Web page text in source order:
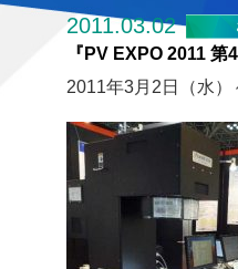
2011.03.02
『PV EXPO 2011
2011年3月2日（水